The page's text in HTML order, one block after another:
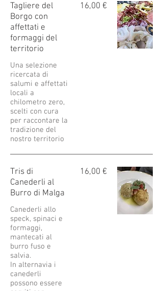
Tagliere del
Borgo con
affettati e
formaggi del
territorio
Una selezione
ricercata di
salumi e affettati
locali a
chilometro zero,
scelti con cura
per raccontare la
tradizione del
nostro territorio
16,00 €
Tris di
Canederli al
Burro di Malga
Canederli allo
speck, spinaci e
formaggi,
mantecati al
burro fuso e
salvia.
In alternavia i
canederli
possono essere
16,00 €